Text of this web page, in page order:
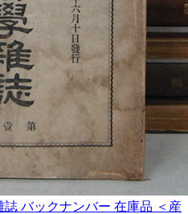
誌 バックナンバー 在庫品 ＜産